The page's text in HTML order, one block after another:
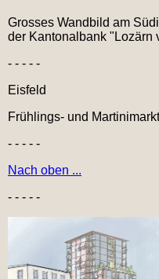
Grosses Wandbild am
der Kantonalbank "Lozärn
- - - - -
Eisfeld
Frühlings- und Martinimarkt
- - - - -
Nach oben ...
- - - - -